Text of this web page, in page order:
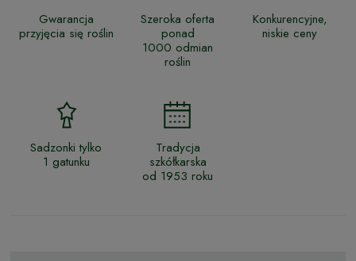
Gwarancja
przyjęcia się roślin
Szeroka oferta
ponad
1000 odmian
roślin
Konkurencyjne,
niskie ceny
Sadzonki tylko
1 gatunku
Tradycja
szkółkarska
od 1953 roku